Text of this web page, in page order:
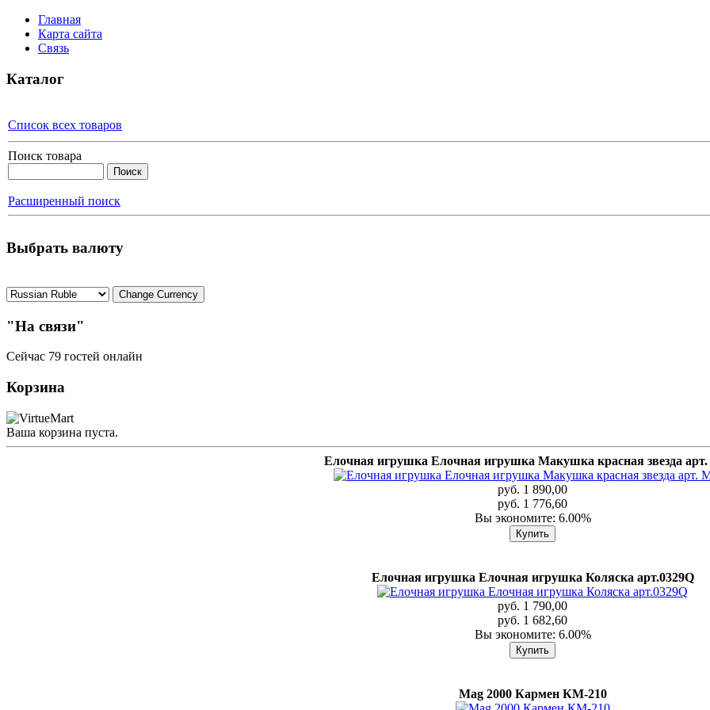
Главная
Карта сайта
Связь
Каталог
Список всех товаров
Поиск товара
Расширенный поиск
Выбрать валюту
"На связи"
Сейчас 79 гостей онлайн
Корзина
Ваша корзина пуста.
Елочная игрушка Елочная игрушка Макушка красная звезда арт.
руб. 1 890,00
руб. 1 776,60
Вы экономите: 6.00%
Елочная игрушка Елочная игрушка Коляска арт.0329Q
руб. 1 790,00
руб. 1 682,60
Вы экономите: 6.00%
Mag 2000 Кармен КМ-210